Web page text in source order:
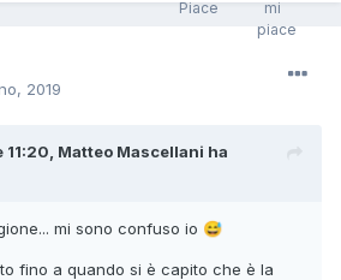
2019
11:20, Matteo Mascellani ha
mi sono confuso io 😅
fino a quando si è capito che è la